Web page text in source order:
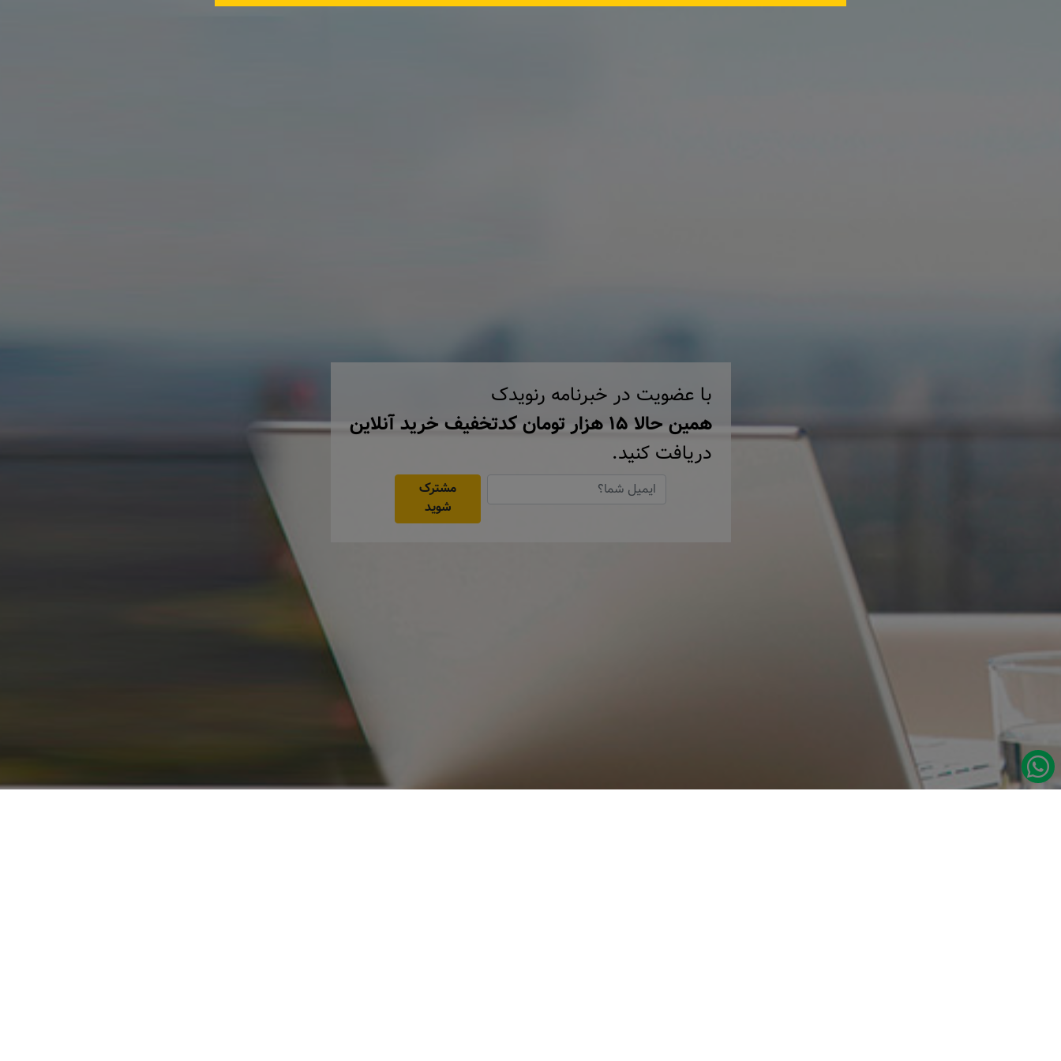
با عضویت در خبرنامه رنویدک
همین حالا ۱۵ هزار تومان کد‌تخفیف خرید آنلاین
دریافت کنید.
مشترک
شوید